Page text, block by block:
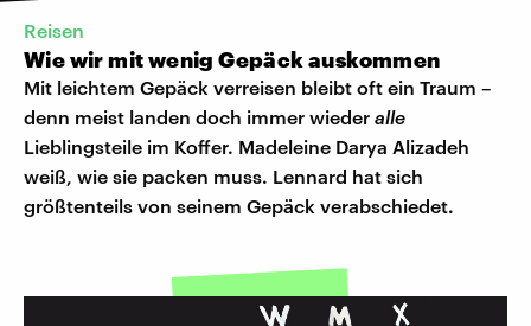
Reisen
Wie wir mit wenig Gepäck auskommen
Mit leichtem Gepäck verreisen bleibt oft ein Traum –
denn meist landen doch immer wieder alle
Lieblingsteile im Koffer. Madeleine Darya Alizadeh
weiß, wie sie packen muss. Lennard hat sich
größtenteils von seinem Gepäck verabschiedet.